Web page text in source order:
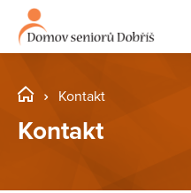
Kontakt
Kontakt